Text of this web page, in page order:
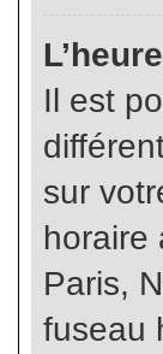
Il est
sur
horaire
Paris,
fuseau